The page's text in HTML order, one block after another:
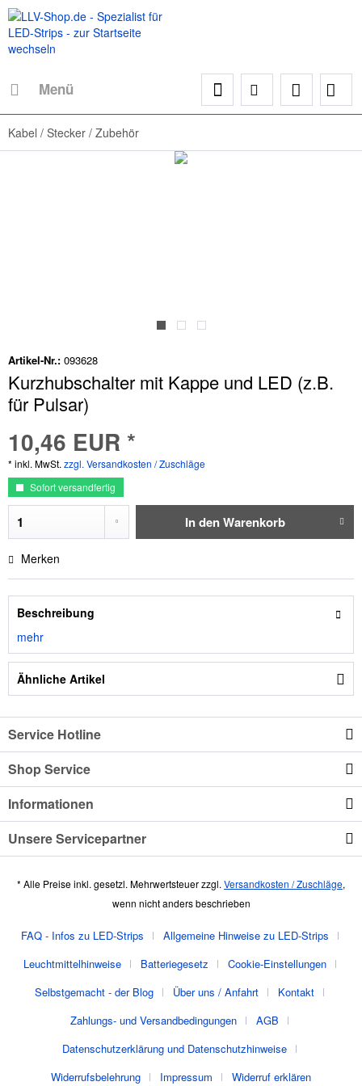
Menü
Kabel / Stecker / Zubehör
Artikel-Nr.: 093628
Kurzhubschalter mit Kappe und LED (z.B.
für Pulsar)
10,46 EUR *
* inkl. MwSt. zzgl. Versandkosten / Zuschläge
Sofort versandfertig
In denWarenkorb
Merken
Beschreibung
mehr
Ähnliche Artikel
Service Hotline
Shop Service
Informationen
Unsere Servicepartner
* Alle Preise inkl. gesetzl. Mehrwertsteuer zzgl. Versandkosten / Zuschläge,
wenn nicht anders beschrieben
FAQ - Infos zu LED-Strips
Allgemeine Hinweise zu LED-Strips
Leuchtmittelhinweise
Batteriegesetz
Cookie-Einstellungen
Selbstgemacht - der Blog
Über uns / Anfahrt
Kontakt
Zahlungs- und Versandbedingungen
AGB
Datenschutzerklärung und Datenschutzhinweise
Widerrufsbelehrung
Impressum Widerruf erklären